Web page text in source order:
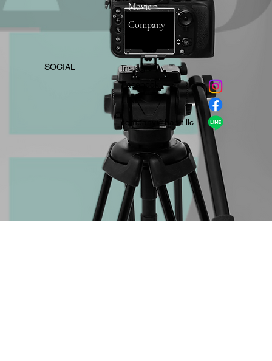
Movie
Company
​SOCIAL
Instagram
​Facebook
company＠habit.llc